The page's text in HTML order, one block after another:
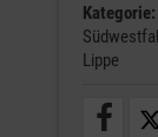
Kategorie:
Lippe